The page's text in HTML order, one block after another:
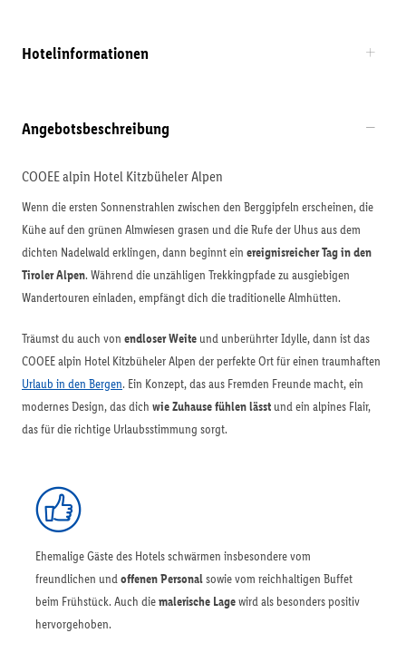
Hotelinformationen
Angebotsbeschreibung
COOEE alpin Hotel Kitzbüheler Alpen
Wenn die ersten Sonnenstrahlen zwischen den Berggipfeln erscheinen, die
Kühe auf den grünen Almwiesen grasen und die Rufe der Uhus aus dem
dichten Nadelwald erklingen, dann beginnt ein ereignisreicher Tag in den
Tiroler Alpen. Während die unzähligen Trekkingpfade zu ausgiebigen
Wandertouren einladen, empfängt dich die traditionelle Almhütten.
Träumst du auch von endloser Weite und unberührter Idylle, dann ist das
COOEE alpin Hotel Kitzbüheler Alpen der perfekte Ort für einen traumhaften
Urlaub in den Bergen. Ein Konzept, das aus Fremden Freunde macht, ein
modernes Design, das dich wie Zuhause fühlen lässt und ein alpines Flair,
das für die richtige Urlaubsstimmung sorgt.
Ehemalige Gäste des Hotels schwärmen insbesondere vom
freundlichen undoffenen Personalsowie vom reichhaltigen Buffet
beim Frühstück. Auch diemalerische Lagewird als besonders positiv
hervorgehoben.